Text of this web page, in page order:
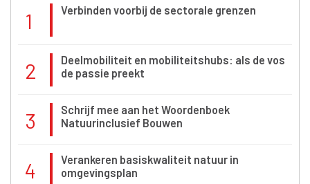
1 Verbinden voorbij de sectorale grenzen
2
Deelmobiliteit en mobiliteitshubs: als de vos
de passie preekt
3
Schrijf mee aan het Woordenboek
Natuurinclusief Bouwen
4
Verankeren basiskwaliteit natuur in
omgevingsplan